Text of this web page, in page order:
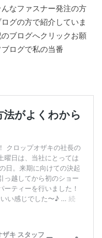
なファスナー発注の方
グの方で紹介していま
ブログへクリックお願
ログで私の当番